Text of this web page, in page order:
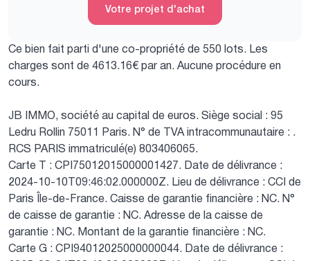
Votre projet d'achat
Ce bien fait parti d'une co-propriété de 550 lots. Les
charges sont de 4613.16€ par an. Aucune procédure en
cours.
JB IMMO, société au capital de euros. Siège social : 95
Ledru Rollin 75011 Paris. N° de TVA intracommunautaire : .
RCS PARIS immatriculé(e) 803406065.
Carte T : CPI75012015000001427. Date de délivrance :
2024-10-10T09:46:02.000000Z. Lieu de délivrance : CCI de
Paris Île-de-France. Caisse de garantie financière : NC. N°
de caisse de garantie : NC. Adresse de la caisse de
garantie : NC. Montant de la garantie financière : NC.
Carte G : CPI94012025000000044. Date de délivrance :